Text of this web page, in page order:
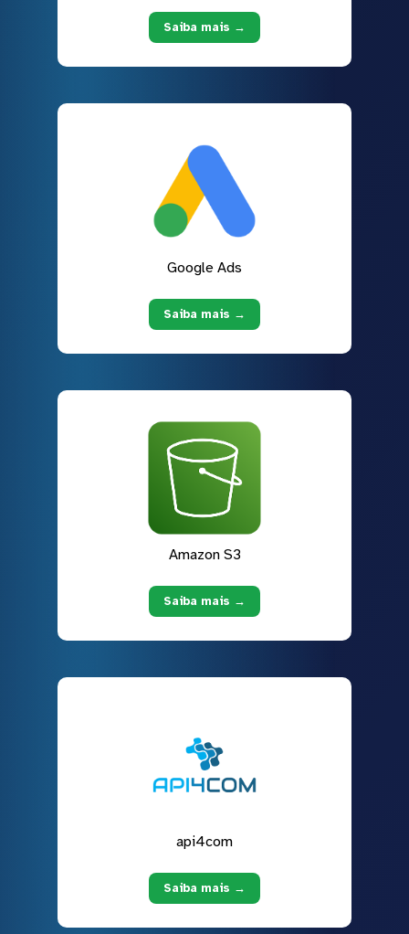
Saiba mais →
Google Ads
Saiba mais →
Amazon S3
Saiba mais →
api4com
Saiba mais →